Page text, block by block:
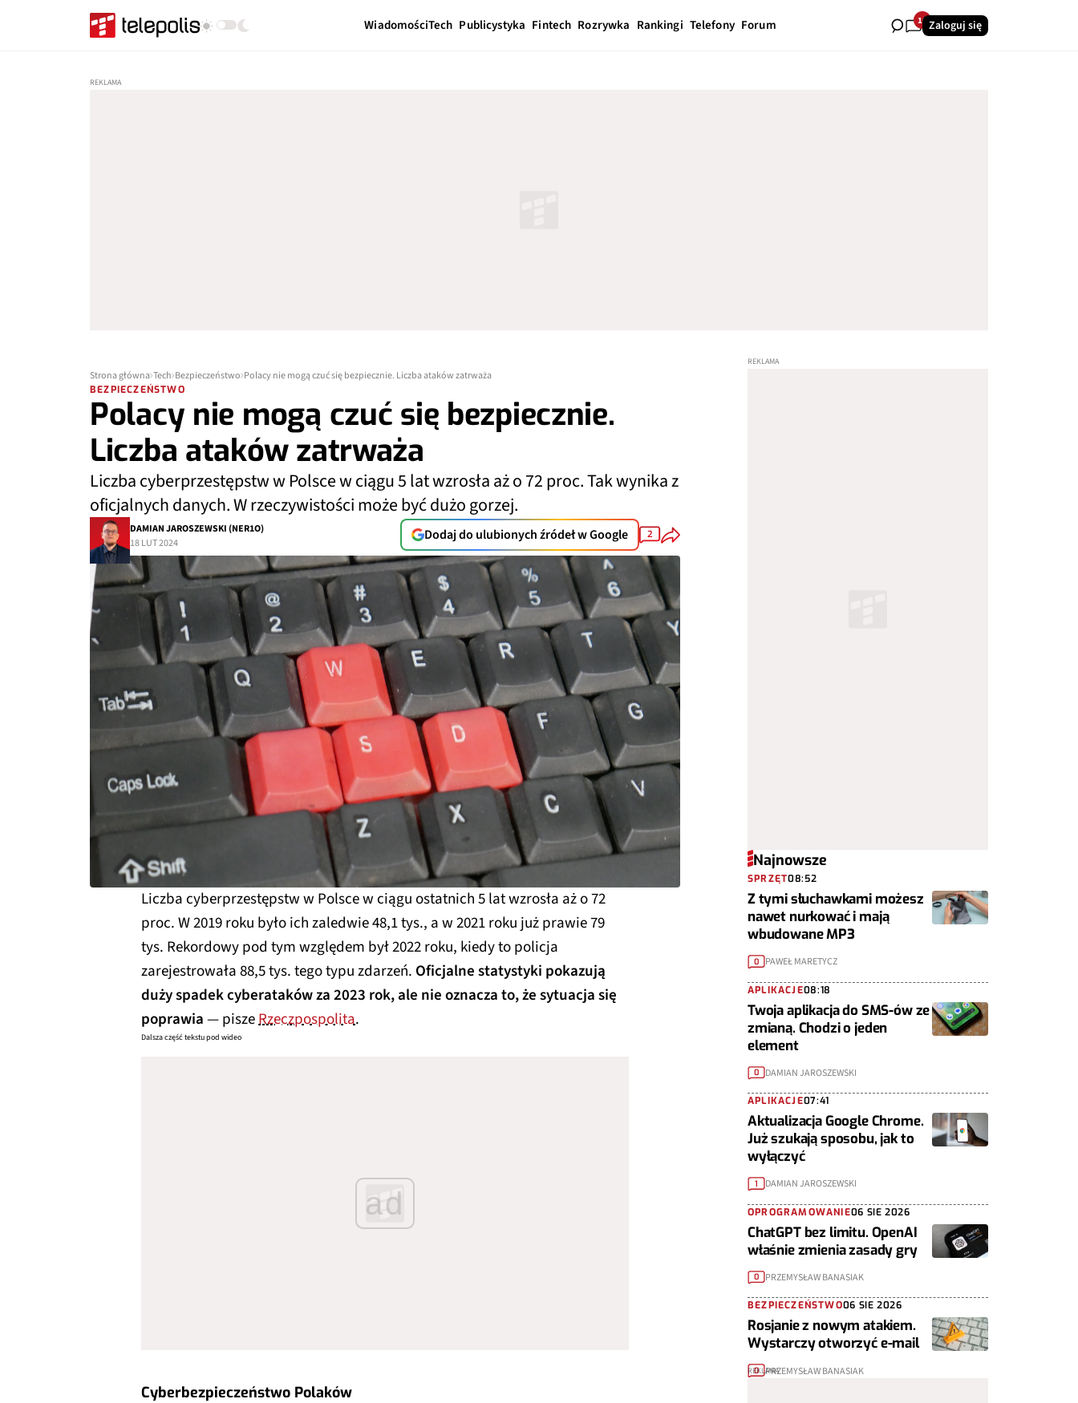
WiadomościTech Publicystyka Fintech Rozrywka Rankingi Telefony Forum 10Zaloguj się
Strona główna Tech Bezpieczeństwo Polacy nie mogą czuć się bezpiecznie. Liczba ataków zatrważa
BEZPIECZEŃSTWO
Polacy nie mogą czuć się bezpiecznie.
Liczba ataków zatrważa
Liczba cyberprzestępstw w Polsce w ciągu 5 lat wzrosła aż o 72 proc. Tak wynika z
oficjalnych danych. W rzeczywistości może być dużo gorzej.
DAMIAN JAROSZEWSKI (NER1O)
18 LUT 2024
Dodaj do ulubionych źródeł w Google 2
Liczba cyberprzestępstw w Polsce w ciągu ostatnich 5 lat wzrosła aż o 72
proc. W 2019 roku było ich zaledwie 48,1 tys., a w 2021 roku już prawie 79
tys. Rekordowy pod tym względem był 2022 roku, kiedy to policja
zarejestrowała 88,5 tys. tego typu zdarzeń. Oficjalne statystyki pokazują
duży spadek cyberataków za 2023 rok, ale nie oznacza to, że sytuacja się
poprawia— piszeRzeczpospolita.
Dalsza część tekstu pod wideo
ad
Cyberbezpieczeństwo Polaków
Najnowsze
SPRZĘT08:52
Z tymi słuchawkami możesz
nawet nurkować i mają
wbudowane MP3
0 PAWEŁ MARETYCZ
APLIKACJE08:18
Twoja aplikacja do SMS-ów ze
zmianą. Chodzi o jeden
element
0 DAMIAN JAROSZEWSKI
APLIKACJE07:41
Aktualizacja Google Chrome.
Już szukają sposobu, jak to
wyłączyć
1 DAMIAN JAROSZEWSKI
OPROGRAMOWANIE06 SIE 2026
ChatGPT bez limitu. OpenAI
właśnie zmienia zasady gry
0 PRZEMYSŁAW BANASIAK
BEZPIECZEŃSTWO06 SIE 2026
Rosjanie z nowym atakiem.
Wystarczy otworzyć e-mail
0 PRZEMYSŁAW BANASIAK